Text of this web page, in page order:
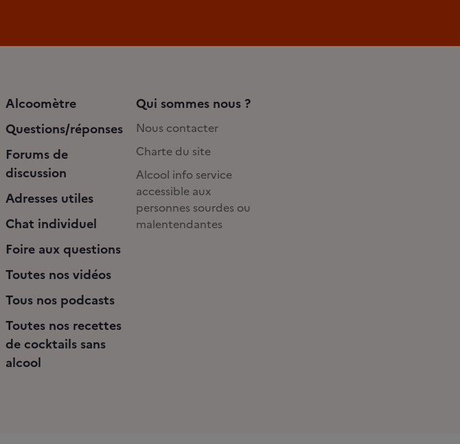
Alcoomètre
Questions/réponses
Forums de
discussion
Adresses utiles
Chat individuel
Foire aux questions
Toutes nos vidéos
Tous nos podcasts
Toutes nos recettes
de cocktails sans
alcool
Qui sommes nous ?
Nous contacter
Charte du site
Alcool info service
accessible aux
personnes sourdes ou
malentendantes